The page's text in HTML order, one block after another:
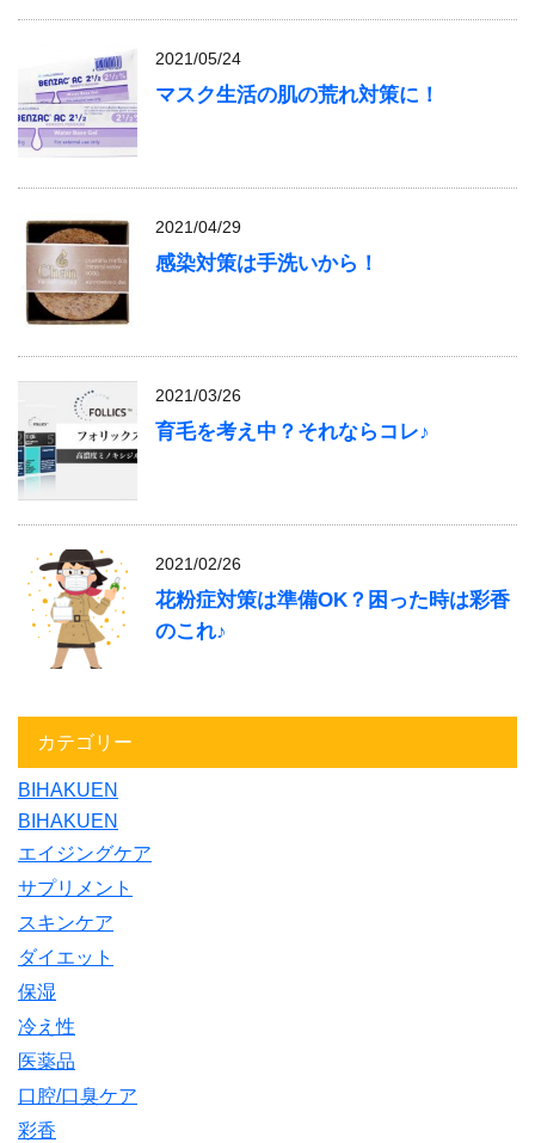
2021/05/24
マスク生活の肌の荒れ対策に！
2021/04/29
感染対策は手洗いから！
2021/03/26
育毛を考え中？それならコレ♪
2021/02/26
花粉症対策は準備OK？困った時は彩香
のこれ♪
カテゴリー
BIHAKUEN
BIHAKUEN
エイジングケア
サプリメント
スキンケア
ダイエット
保湿
冷え性
医薬品
口腔/口臭ケア
彩香